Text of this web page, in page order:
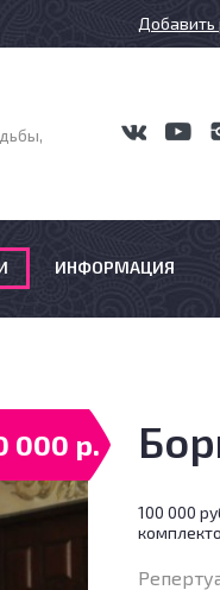
Добавить
ИНФОРМАЦИЯ
000 р.
100 000